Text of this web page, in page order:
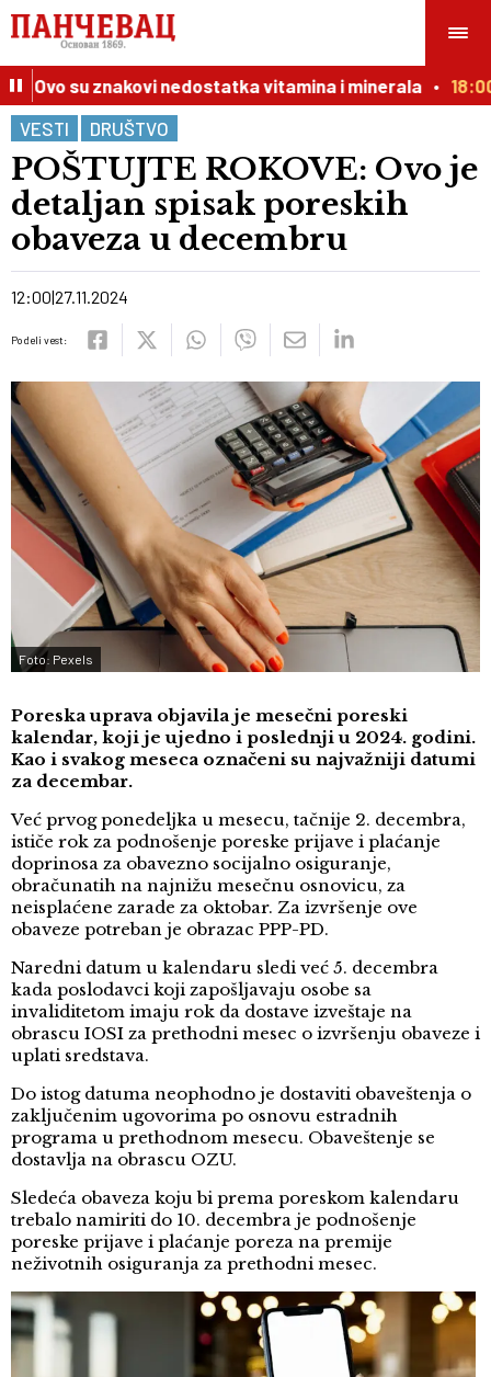
Ovo su znakovi nedostatka vitamina i minerala 18:00
VESTI
DRUŠTVO
POŠTUJTE ROKOVE: Ovo je
detaljan spisak poreskih
obaveza u decembru
12:00 27.11.2024
Podeli vest:
Foto: Pexels
Poreska uprava objavila je mesečni poreski
kalendar, koji je ujedno i poslednji u 2024. godini.
Kao i svakog meseca označeni su najvažniji datumi
za decembar.
Već prvog ponedeljka u mesecu, tačnije 2. decembra,
ističe rok za podnošenje poreske prijave i plaćanje
doprinosa za obavezno socijalno osiguranje,
obračunatih na najnižu mesečnu osnovicu, za
neisplaćene zarade za oktobar. Za izvršenje ove
obaveze potreban je obrazac PPP-PD.
Naredni datum u kalendaru sledi već 5. decembra
kada poslodavci koji zapošljavaju osobe sa
invaliditetom imaju rok da dostave izveštaje na
obrascu IOSI za prethodni mesec o izvršenju obaveze i
uplati sredstava.
Do istog datuma neophodno je dostaviti obaveštenja o
zaključenim ugovorima po osnovu estradnih
programa u prethodnom mesecu. Obaveštenje se
dostavlja na obrascu OZU.
Sledeća obaveza koju bi prema poreskom kalendaru
trebalo namiriti do 10. decembra je podnošenje
poreske prijave i plaćanje poreza na premije
neživotnih osiguranja za prethodni mesec.